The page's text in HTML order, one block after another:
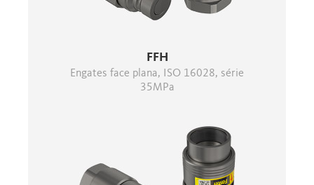
FFH
Engates face plana, ISO 16028, série
35MPa